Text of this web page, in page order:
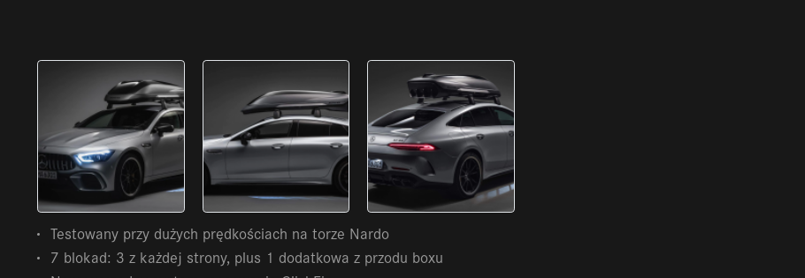
Testowany przy dużych prędkościach na torze Nardo
7 blokad: 3 z każdej strony, plus 1 dodatkowa z przodu boxu